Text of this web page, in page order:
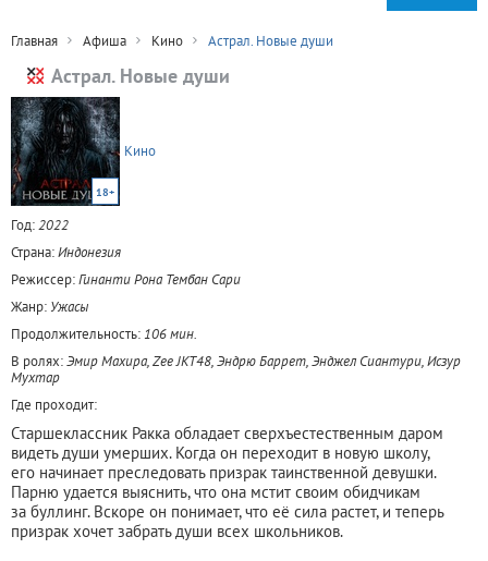
Главная Афиша Кино Астрал. Новые души
Астрал. Новые души
18+
Кино
Год:2022
Страна:Индонезия
Режиссер:Гинанти Рона Тембан Сари
Жанр: Ужасы
Продолжительность: 106 мин.
В ролях:Эмир Махира, Zee JKT48, Эндрю Баррет, Энджел Сиантури, Исзур
Мухтар
Где проходит:
Старшеклассник Ракка обладает сверхъестественным даром
видеть души умерших. Когда он переходит в новую школу,
его начинает преследовать призрак таинственной девушки.
Парню удается выяснить, что она мстит своим обидчикам
за буллинг. Вскоре он понимает, что её сила растет, и теперь
призрак хочет забрать души всех школьников.